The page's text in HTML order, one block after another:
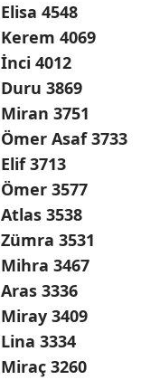
Elisa 4548
Kerem 4069
İnci 4012
Duru 3869
Miran 3751
Ömer Asaf 3733
Elif 3713
Ömer 3577
Atlas 3538
Zümra 3531
Mihra 3467
Aras 3336
Miray 3409
Lina 3334
Miraç 3260